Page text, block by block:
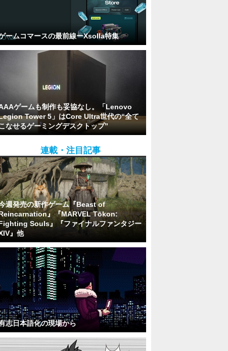
ームコマースの最前線ーXsolla特集
ゲームも制作も妥協なし。「Lenovo
Tower 5」はCore Ultra世代の“全て
なせるゲーミングデスクトップ”
連載・注目記事
週発売の新作ゲーム『Beast of
』『MARVEL Tōkon:
Souls』『ファイナルファンタジー
』他
志日本語化の現場から